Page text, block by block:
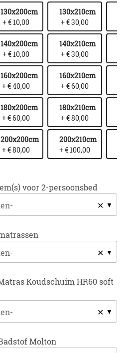
130x200cm
+ € 10,00
130x210cm
+ € 30,00
140x200cm
+ € 10,00
140x210cm
+ € 30,00
160x200cm
+ € 40,00
160x210cm
+ € 60,00
180x200cm
+ € 60,00
180x210cm
+ € 80,00
200x200cm
+ € 80,00
200x210cm
+ € 100,00
voor 2-persoonsbed
✕
✕
Koudschuim HR60 soft
✕
Molton